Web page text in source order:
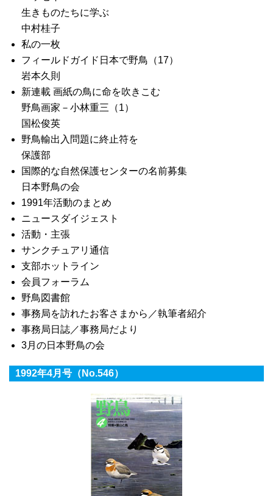
生きものたちに学ぶ
中村桂子
私の一枚
フィールドガイド日本で野鳥（17）
岩本久則
新連載 画紙の鳥に命を吹きこむ
野鳥画家－小林重三（1）
国松俊英
野鳥輸出入問題に終止符を
保護部
国際的な自然保護センターの名前募集
日本野鳥の会
1991年活動のまとめ
ニュースダイジェスト
活動・主張
サンクチュアリ通信
支部ホットライン
会員フォーラム
野鳥図書館
事務局を訪れたお客さまから／執筆者紹介
事務局日誌／事務局だより
3月の日本野鳥の会
1992年4月号（No.546）